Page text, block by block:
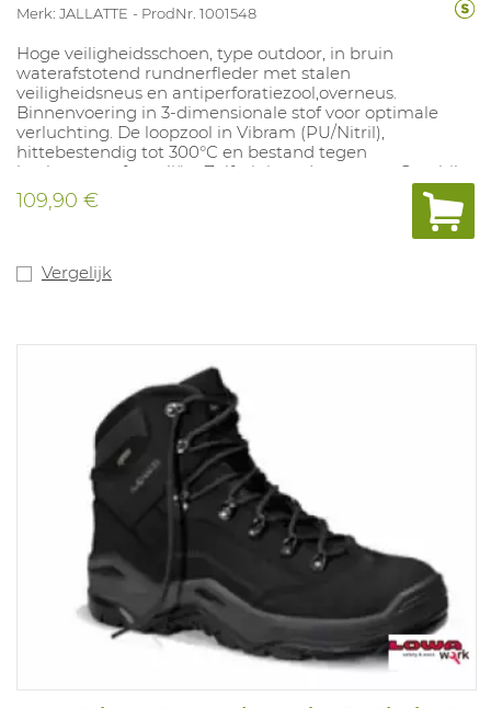
Merk: JALLATTE ProdNr. 1001548
Hoge veiligheidsschoen, type outdoor, in bruin
waterafstotend rundnerfleder met stalen
veiligheidsneus en antiperforatiezool,overneus.
Binnenvoering in 3-dimensionale stof voor optimale
verluchting. De loopzool in Vibram (PU/Nitril),
hittebestendig tot 300°C en bestand tegen
koolwaterstof en oliën. Zelfreinigende noppen. Geschikt
voor algemene industriële toepassingen en processen
met extreme of langdurige hitte. Maten: 38-47. In
overeenstemming met: EN ISO 20345 S3 AN HI CI HRO
109,90 €
Vergelijk